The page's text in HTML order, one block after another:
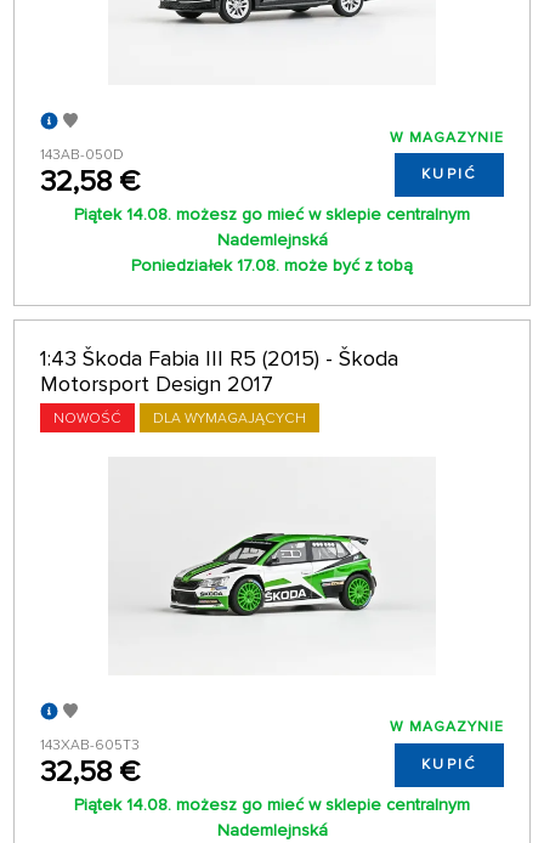
143AB-050D
32,58 €
W MAGAZYNIE
KUPIĆ
Piątek 14.08. możesz go mieć w sklepie centralnym
Nademlejnská
Poniedziałek 17.08. może być z tobą
1:43 Škoda Fabia III R5 (2015) - Škoda
Motorsport Design 2017
NOWOŚĆ DLA WYMAGAJĄCYCH
143XAB-605T3
32,58 €
W MAGAZYNIE
KUPIĆ
Piątek 14.08. możesz go mieć w sklepie centralnym
Nademlejnská